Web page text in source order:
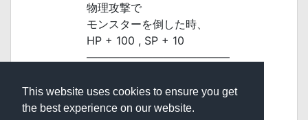
This website uses cookies to ensure you get
the best experience on our website.
物理攻撃で
モンスターを倒した時、
HP + 100 , SP + 10
―――――――――――――
ヴェルゼブブカード]と
共に装備時、追加で